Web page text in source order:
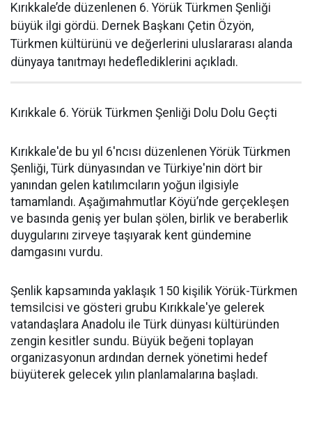
Kırıkkale’de düzenlenen 6. Yörük Türkmen Şenliği
büyük ilgi gördü. Dernek Başkanı Çetin Özyön,
Türkmen kültürünü ve değerlerini uluslararası alanda
dünyaya tanıtmayı hedeflediklerini açıkladı.
Kırıkkale 6. Yörük Türkmen Şenliği Dolu Dolu Geçti
Kırıkkale'de bu yıl 6'ncısı düzenlenen Yörük Türkmen
Şenliği, Türk dünyasından ve Türkiye'nin dört bir
yanından gelen katılımcıların yoğun ilgisiyle
tamamlandı. Aşağımahmutlar Köyü’nde gerçekleşen
ve basında geniş yer bulan şölen, birlik ve beraberlik
duygularını zirveye taşıyarak kent gündemine
damgasını vurdu.
Şenlik kapsamında yaklaşık 150 kişilik Yörük-Türkmen
temsilcisi ve gösteri grubu Kırıkkale'ye gelerek
vatandaşlara Anadolu ile Türk dünyası kültüründen
zengin kesitler sundu. Büyük beğeni toplayan
organizasyonun ardından dernek yönetimi hedef
büyüterek gelecek yılın planlamalarına başladı.